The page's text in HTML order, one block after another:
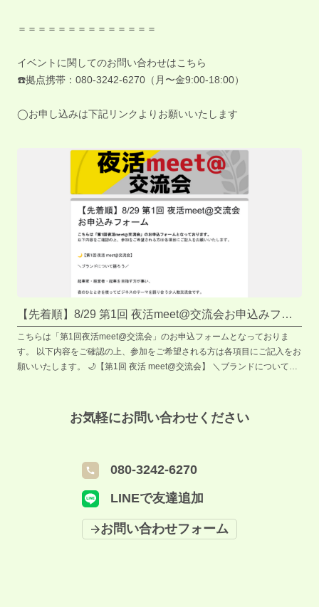
＝＝＝＝＝＝＝＝＝＝＝＝＝＝
イベントに関してのお問い合わせはこちら
☎️拠点携帯：080-3242-6270（月〜金9:00-18:00）
◯お申し込みは下記リンクよりお願いいたします
【先着順】8/29 第1回 夜活meet@交流会お申込みフォ
ーム
こちらは「第1回夜活meet@交流会」のお申込フォームとなっておりま
す。 以下内容をご確認の上、参加をご希望される方は各項目にご記入をお
願いいたします。 🌙【第1回 夜活 meet@交流会】 ＼ブランドについて語
ンド」。 ☑ ブランド戦略って何？ ☑ 自分の事業やサービスにどう活か
す？ ☑ みんなはどう考えてる？ ── そんな問いをもとに、自由に語り合
ョン形式で、初心者・一人参加も大歓迎です✨ あなたの「ブランド」に対
ください！ 【概要】 ・開催日時：2025年8月29日(金) 18:00〜19:30 受付
130番地42 S-Cube内) ・参加費：500円（ソフトドリンク・おつまみ付
お気軽にお問い合わせください
080-3242-6270
LINEで友達追加
お問い合わせフォーム